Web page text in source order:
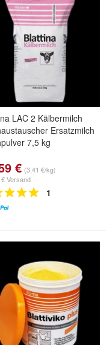
LAC 2 Kälbermilch
Ersatzmilch
7,5 kg
€ (3,41 €/kg)
Versand
1